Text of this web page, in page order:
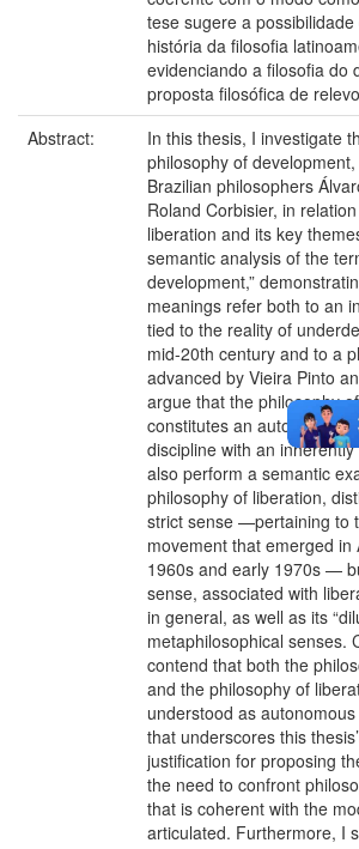
tese sugere a
história da filosofia
evidenciando a filosofia do
proposta filosófica de
Abstract:
In this thesis, I investigate
philosophy of
Brazilian philosophers
Roland Corbisier, in
liberation and its key
semantic analysis of the
development,”
meanings refer both to an
tied to the reality of
mid-20th century and to a
advanced by Vieira Pinto
argue that the philosophy
constitutes an autonomous
discipline with an
also perform a semantic
philosophy of liberation,
strict sense —pertaining to
movement that emerged
1960s and early 1970s —
sense, associated with
in general, as well as its
metaphilosophical senses.
contend that both the
and the philosophy of
understood as
that underscores this
justification for proposing
the need to confront
that is coherent with the
articulated. Furthermore, I